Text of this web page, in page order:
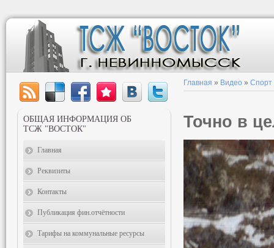
Главная » Видео » Спорт
Точно в
ОБЩАЯ ИНФОРМАЦИЯ ОБ
ТСЖ "ВОСТОК"
Главная
Реквизиты
Контакты
Публикация фин.отчётности
Тарифы на коммунальные ресурсы